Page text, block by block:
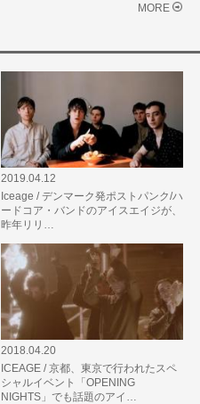
MORE
2019.04.12
Iceage / デンマーク発ポストパンク/ハ
ードコア・バンドのアイスエイジが、
昨年リリ…
2018.04.20
ICEAGE / 京都、東京で行われたスペ
シャルイベント「OPENING
NIGHTS」でも話題のアイ…